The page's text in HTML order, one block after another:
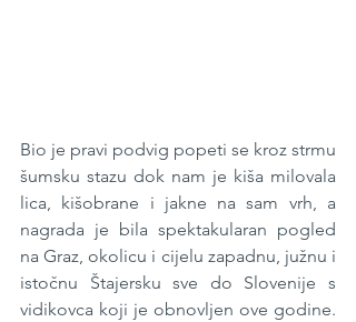
Bio je pravi podvig popeti se kroz strmu
šumsku stazu dok nam je kiša milovala
lica, kišobrane i jakne na sam vrh, a
nagrada je bila spektakularan pogled
na Graz, okolicu i cijelu zapadnu, južnu i
istočnu Štajersku sve do Slovenije s
vidikovca koji je obnovljen ove godine.